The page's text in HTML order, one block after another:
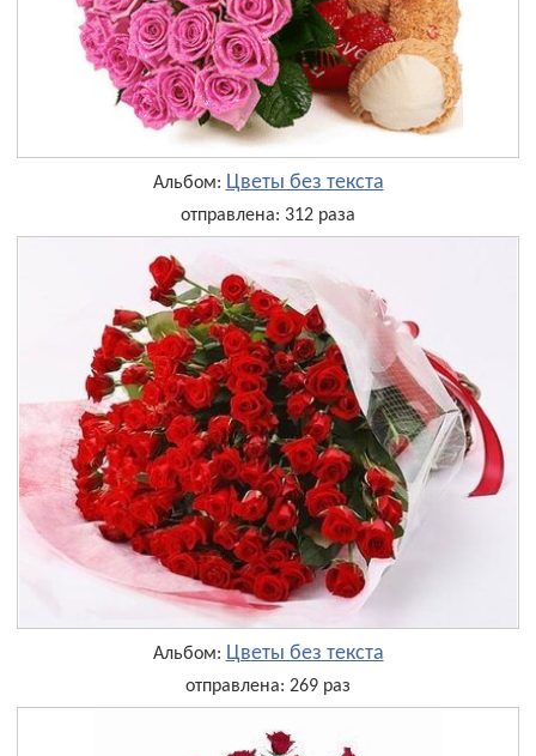
Альбом: Цветы без текста
отправлена: 312 раза
Альбом: Цветы без текста
отправлена: 269 раз